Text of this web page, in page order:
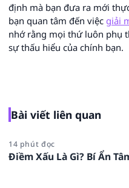
định mà bạn đưa ra mới
bạn quan tâm đến việc giải
nhớ rằng mọi thứ luôn phụ
sự thấu hiểu của chính bạn.
Bài viết liên quan
14 phút đọc
Điềm Xấu Là Gì? Bí Ẩn